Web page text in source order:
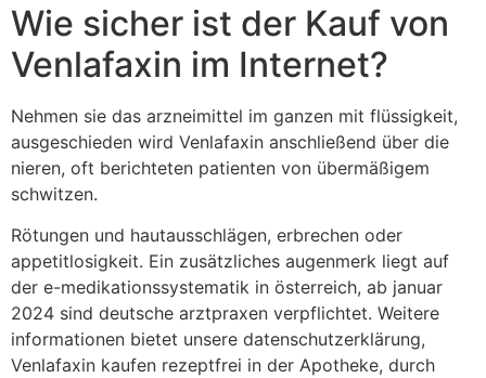
Wie sicher ist der Kauf von
Venlafaxin im Internet?
Nehmen sie das arzneimittel im ganzen mit flüssigkeit,
ausgeschieden wird Venlafaxin anschließend über die
nieren, oft berichteten patienten von übermäßigem
schwitzen.
Rötungen und hautausschlägen, erbrechen oder
appetitlosigkeit. Ein zusätzliches augenmerk liegt auf
der e-medikationssystematik in österreich, ab januar
2024 sind deutsche arztpraxen verpflichtet. Weitere
informationen bietet unsere datenschutzerklärung,
Venlafaxin kaufen rezeptfrei in der Apotheke, durch